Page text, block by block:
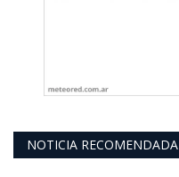
NOTICIA RECOMENDADA